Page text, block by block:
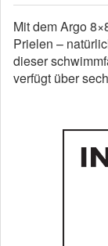
Mit dem Argo
Prielen –
dieser
verfügt über